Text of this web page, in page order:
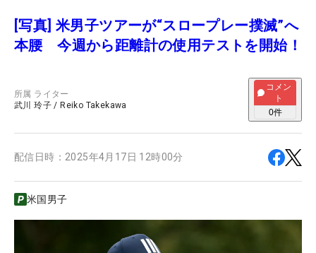
[写真] 米男子ツアーが“スロープレー撲滅”へ
本腰 今週から距離計の使用テストを開始！
所属 ライター
武川 玲子 / Reiko Takekawa
コメン
ト
0件
配信日時： 2025年4月17日 12時00分
米国男子